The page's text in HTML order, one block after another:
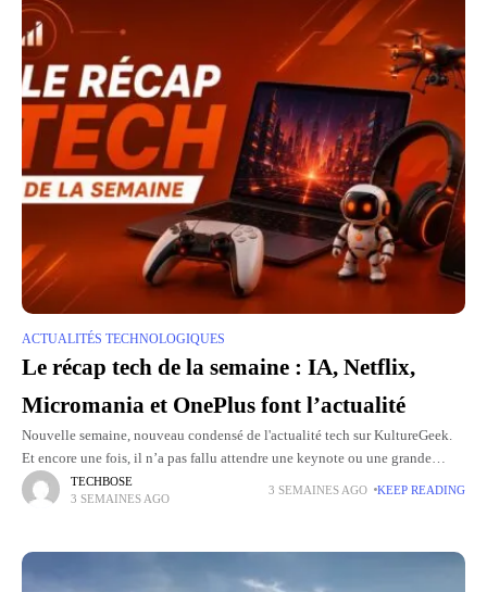
ACTUALITÉS TECHNOLOGIQUES
Le récap tech de la semaine : IA, Netflix,
Micromania et OnePlus font l’actualité
Nouvelle semaine, nouveau condensé de l'actualité tech sur KultureGeek.
Et encore une fois, il n’a pas fallu attendre une keynote ou une grande
conférence pour voir les sujets s’enchaîner. L’intelligence
TECHBOSE
3 SEMAINES AGO
3 SEMAINES AGO KEEP READING